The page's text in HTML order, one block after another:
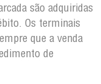
são adquiridas
Os terminais
que a venda
de